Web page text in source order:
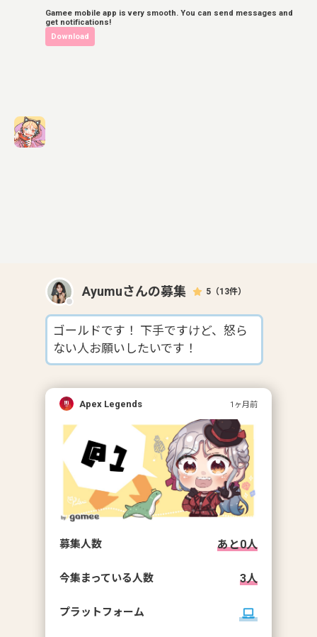
Gamee mobile app is very smooth. You can send messages and
get notifications!
Download
Ayumuさんの募集 5 （13件）
ゴールドです！ 下手ですけど、怒ら
ない人お願いしたいです！
Apex Legends 1ヶ月前
募集人数 あと0人
今集まっている人数 3人
プラットフォーム